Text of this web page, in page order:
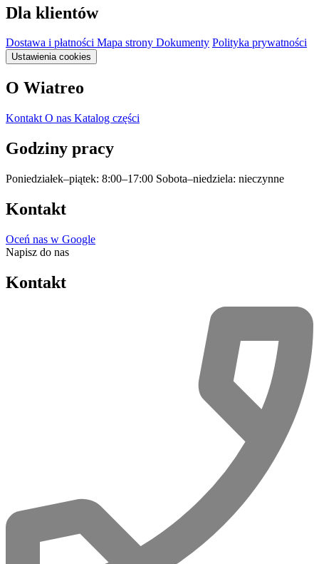
Dla klientów
Dostawa i płatności Mapa strony Dokumenty Polityka prywatności
Ustawienia cookies
O Wiatreo
Kontakt O nas Katalog części
Godziny pracy
Poniedziałek–piątek: 8:00–17:00 Sobota–niedziela: nieczynne
Kontakt
Oceń nas w Google
Napisz do nas
Kontakt